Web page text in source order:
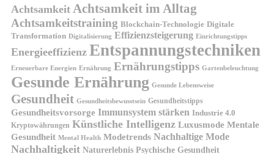
Achtsamkeit Achtsamkeit im Alltag
Achtsamkeitstraining Blockchain-Technologie Digitale
Transformation Digitalisierung Effizienzsteigerung Einrichtungstipps
Energieeffizienz Entspannungstechniken
Erneuerbare Energien Ernährung Ernährungstipps Gartenbeleuchtung
Gesunde Ernährung Gesunde Lebensweise
Gesundheit Gesundheitsbewusstsein Gesundheitstipps
Gesundheitsvorsorge Immunsystem stärken Industrie 4.0
Kryptowährungen Künstliche Intelligenz Luxusmode Mentale
Gesundheit Mental Health Modetrends Nachhaltige Mode
Nachhaltigkeit Naturerlebnis Psychische Gesundheit